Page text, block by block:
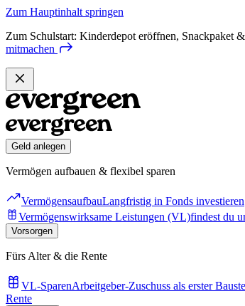
Zum Hauptinhalt springen
Zum Schulstart: Kinderdepot eröffnen, Snackpaket
mitmachen
Geld anlegen
Vermögen aufbauen & flexibel sparen
VermögensaufbauLangfristig in Fonds investieren
Vermögenswirksame Leistungen (VL)findest du
Vorsorgen
Fürs Alter & die Rente
VL-SparenArbeitgeber-Zuschuss als erster
Rente